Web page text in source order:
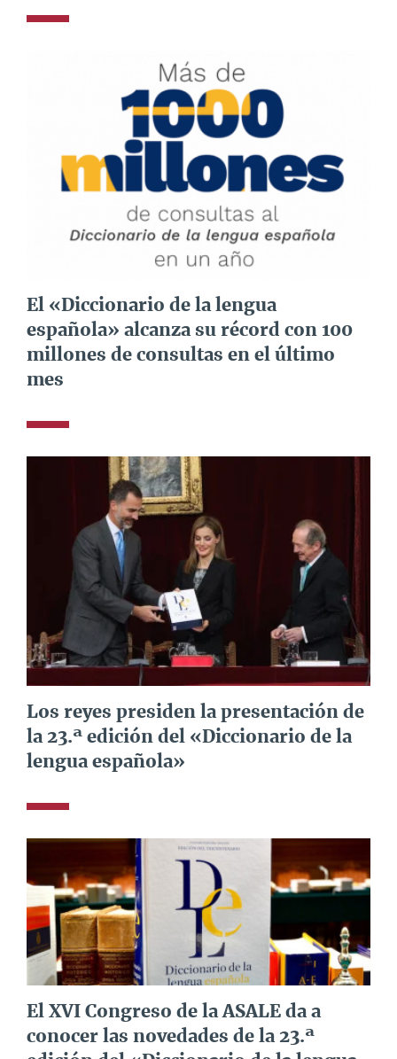
El «Diccionario de la lengua
española» alcanza su récord con 100
millones de consultas en el último
mes
Los reyes presiden la presentación de
la 23.ª edición del «Diccionario de la
lengua española»
El XVI Congreso de la ASALE da a
conocer las novedades de la 23.ª